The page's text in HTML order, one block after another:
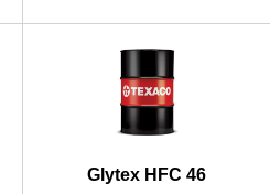
Glytex HFC 46